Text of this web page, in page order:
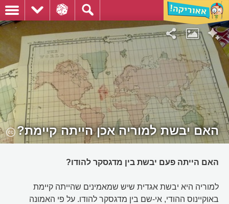
האם יבשת למוריה אכן הייתה קיימת?
האם הייתה פעם יבשת בין מדגסקר להודו?
למוריה היא יבשת אגדית שיש שמאמינים שהייתה קיימת
באוקיינוס ההודי, אי-שם בין מדגסקר להודו. על פי האמונה